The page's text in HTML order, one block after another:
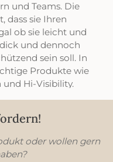
und Teams. Die
dass sie Ihren
ob sie leicht und
und dennoch
sein soll. In
Produkte wie
und Hi-Visibility.
oder wollen gern